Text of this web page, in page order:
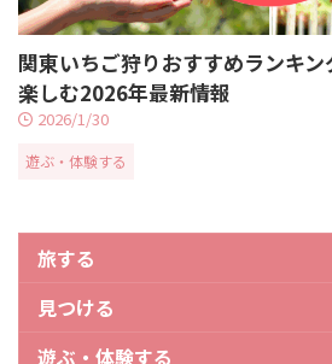
関東いちご狩りおすすめランキ
楽しむ2026年最新情報
2026/1/30
遊ぶ・体験する
旅する
見つける
遊ぶ・体験する